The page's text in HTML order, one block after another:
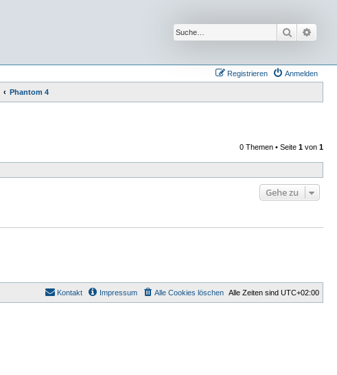
Suche
Anmelden
Registrieren
Phantom 4
0 Themen • Seite 1 von 1
Gehe zu
Alle Zeiten sind UTC+02:00
Alle Cookies löschen
Impressum
Kontakt